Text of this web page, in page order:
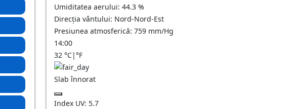
Umiditatea aerului: 44.3 %
Direcția vântului: Nord-Nord-Est
Presiunea atmosferică: 759 mm/Hg
14:00
32 °C|°F
Slab înnorat
Index UV: 5.7